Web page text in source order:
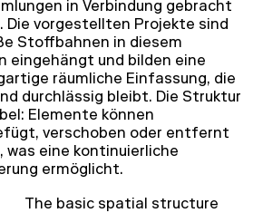
in Verbindung gebracht
Die vorgestellten Projekte sind
Stoffbahnen in diesem
eingehängt und bilden eine
räumliche Einfassung, die
durchlässig bleibt. Die Struktur
Elemente können
verschoben oder entfernt
was eine kontinuierliche
ermöglicht.
The basic spatial structure